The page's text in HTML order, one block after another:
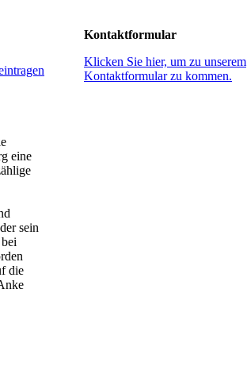
eine
sein
die
Kontaktformular
Klicken Sie hier, um zu unserem
Kontaktformular zu kommen.